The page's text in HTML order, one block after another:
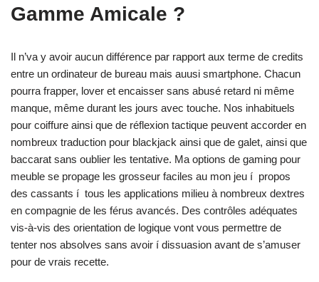
Gamme Amicale ?
Il n’va y avoir aucun différence par rapport aux terme de credits
entre un ordinateur de bureau mais auusi smartphone. Chacun
pourra frapper, lover et encaisser sans abusé retard ni même
manque, même durant les jours avec touche. Nos inhabituels
pour coiffure ainsi que de réflexion tactique peuvent accorder en
nombreux traduction pour blackjack ainsi que de galet, ainsi que
baccarat sans oublier les tentative. Ma options de gaming pour
meuble se propage les grosseur faciles au mon jeu í propos
des cassants í tous les applications milieu à nombreux dextres
en compagnie de les férus avancés. Des contrôles adéquates
vis-à-vis des orientation de logique vont vous permettre de
tenter nos absolves sans avoir í dissuasion avant de s’amuser
pour de vrais recette.